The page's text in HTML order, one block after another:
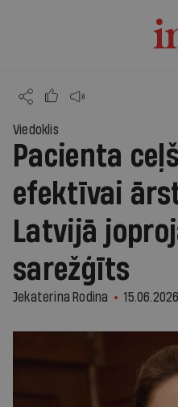
Viedoklis
Pacienta
efektīvai
Latvijā
sarežģīts
Jekaterina Rodina